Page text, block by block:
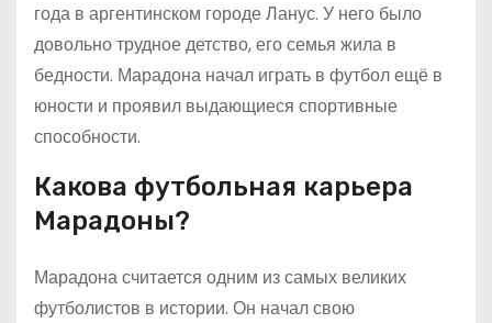
года в аргентинском городе Ланус. У него было
довольно трудное детство, его семья жила в
бедности. Марадона начал играть в футбол ещё в
юности и проявил выдающиеся спортивные
способности.
Какова футбольная карьера
Марадоны?
Марадона считается одним из самых великих
футболистов в истории. Он начал свою